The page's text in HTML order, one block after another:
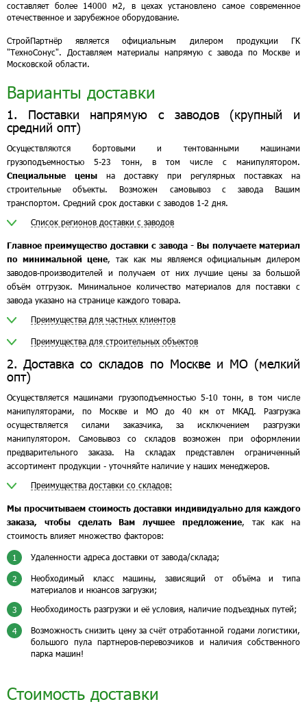
составляет более 14000 м2, в цехах установлено самое современное
отечественное и зарубежное оборудование.
СтройПартнёр является официальным дилером продукции ГК
"ТехноСонус". Доставляем материалы напрямую с завода по Москве и
Московской области.
Варианты доставки
1. Поставки напрямую с заводов (крупный и
средний опт)
Осуществляются бортовыми и тентованными машинами
грузоподъемностью 5-23 тонн, в том числе с манипулятором.
Специальные цены на доставку при регулярных поставках на
строительные объекты. Возможен самовывоз с завода Вашим
транспортом. Средний срок доставки с заводов 1-2 дня.
Список регионов доставки с заводов
Главное преимущество доставки с завода - Вы получаете материал
по минимальной цене, так как мы являемся официальным дилером
заводов-производителей и получаем от них лучшие цены за большой
объём отгрузок. Минимальное количество материалов для поставки с
завода указано на странице каждого товара.
Преимущества для частных клиентов
Преимущества для строительных объектов
2. Доставка со складов по Москве и МО (мелкий
опт)
Осуществляется машинами грузоподъемностью 5-10 тонн, в том числе
манипуляторами, по Москве и МО до 40 км от МКАД. Разгрузка
осуществляется силами заказчика, за исключением разгрузки
манипулятором. Самовывоз со складов возможен при оформлении
предварительного заказа. На складах представлен ограниченный
ассортимент продукции - уточняйте наличие у наших менеджеров.
Преимущества доставки со складов:
Мы просчитываем стоимость доставки индивидуально для каждого
заказа, чтобы сделать Вам лучшее предложение, так как на
стоимость влияет множество факторов:
1 Удаленности адреса доставки от завода/склада;
2
Необходимый класс машины, зависящий от объёма и типа
материалов и нюансов загрузки;
3 Необходимость разгрузки и её условия, наличие подъездных путей;
4
Возможность снизить цену за счёт отработанной годами логистики,
большого пула партнеров-перевозчиков и наличия собственного
парка машин!
Стоимость доставки